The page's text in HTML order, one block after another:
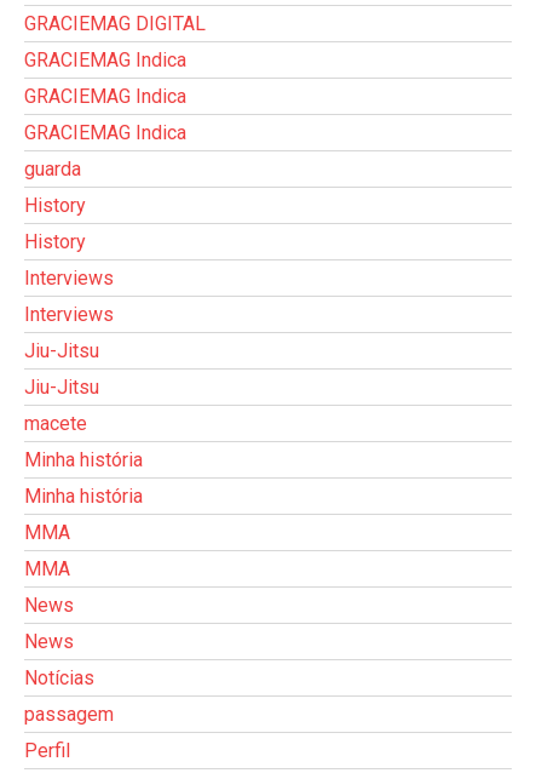
GRACIEMAG DIGITAL
GRACIEMAG Indica
GRACIEMAG Indica
GRACIEMAG Indica
guarda
History
History
Interviews
Interviews
Jiu-Jitsu
Jiu-Jitsu
macete
Minha história
Minha história
MMA
MMA
News
News
Notícias
passagem
Perfil